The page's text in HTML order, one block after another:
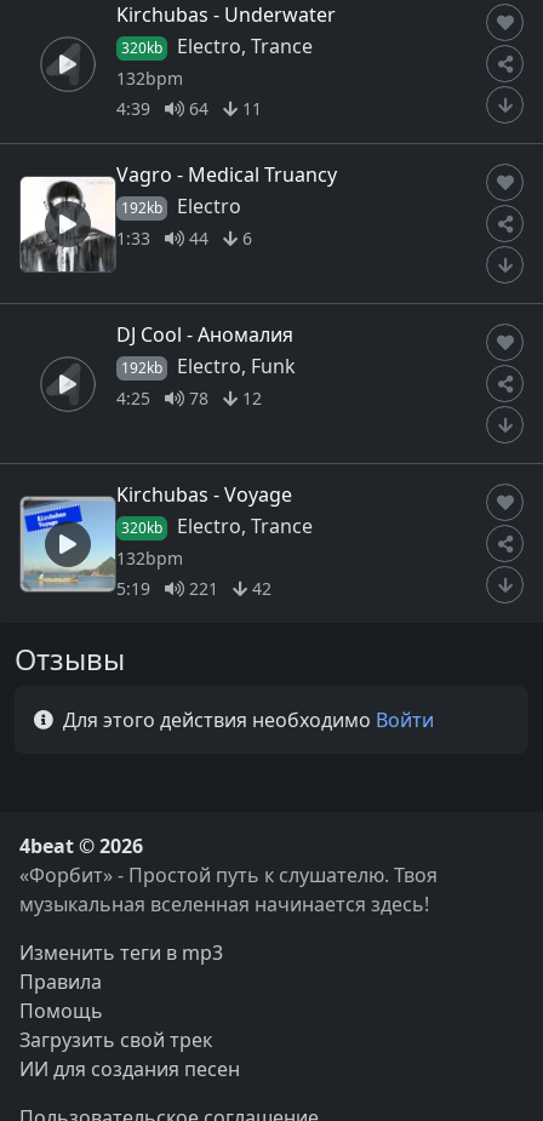
Kirchubas - Underwater
320kb Electro, Trance
132bpm
4:39
64 11
Vagro - Medical Truancy
192kb Electro
1:33 44 6
DJ Cool - Аномалия
192kb Electro, Funk
4:25 78 12
Kirchubas - Voyage
320kb Electro, Trance
132bpm
5:19
221 42
Отзывы
Для этого действия необходимо Войти
4beat © 2026
«Форбит» - Простой путь к слушателю. Твоя
музыкальная вселенная начинается здесь!
Изменить теги в mp3
Правила
Помощь
Загрузить свой трек
ИИ для создания песен